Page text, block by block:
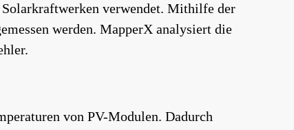
verwendet. Mithilfe der
werden. MapperX analysiert die
von PV-Modulen. Dadurch